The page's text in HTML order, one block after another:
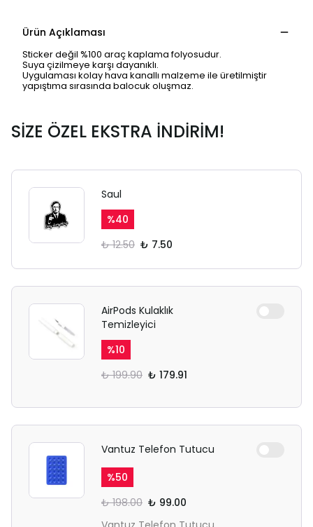
Ürün Açıklaması
Sticker değil %100 araç kaplama folyosudur.
Suya çizilmeye karşı dayanıklı.
Uygulaması kolay hava kanallı malzeme ile üretilmiştir
yapıştıma sırasında balocuk oluşmaz.
SİZE ÖZEL EKSTRA İNDİRİM!
Saul
%40
₺ 12.50 ₺ 7.50
AirPods Kulaklık
Temizleyici
%10
₺ 199.90 ₺ 179.91
Vantuz Telefon Tutucu
%50
₺ 198.00 ₺ 99.00